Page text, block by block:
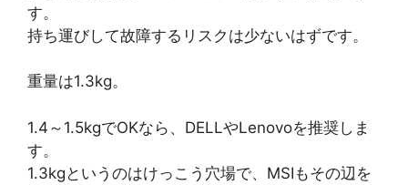
す。
持ち運びして故障するリスクは少ないはずです。
重量は1.3kg。
1.4～1.5kgでOKなら、DELLやLenovoを推奨しま
す。
1.3kgというのはけっこう穴場で、MSIもその辺を